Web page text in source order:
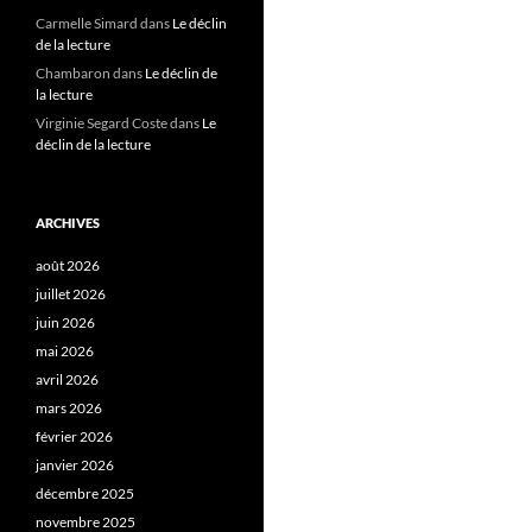
Carmelle Simard dans Le déclin
de la lecture
Chambaron dans Le déclin de
la lecture
Virginie Segard Costedans Le
déclin de la lecture
ARCHIVES
août 2026
juillet 2026
juin 2026
mai 2026
avril 2026
mars 2026
février 2026
janvier 2026
décembre 2025
novembre 2025